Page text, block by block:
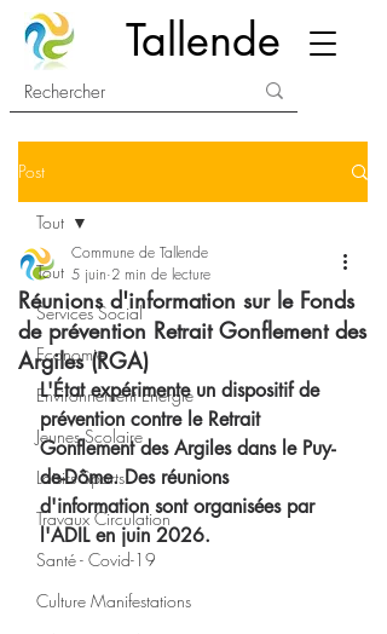
Tallende
Post
Tout
Services Social
Economie
Environnement Energie
Jeunes Scolaire
Loisirs Sports
Travaux Circulation
Santé - Covid-19
Culture Manifestations
Tout
Réunions d'information sur le Fonds
de prévention Retrait Gonflement des
Argiles (RGA)
Commune de Tallende
5 juin 2 min de lecture
L'État expérimente un dispositif de
prévention contre le Retrait
Gonflement des Argiles dans le Puy-
de-Dôme. Des réunions
d'information sont organisées par
l'ADIL en juin 2026.